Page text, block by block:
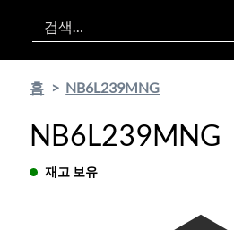
검색
홈 NB6L239MNG
NB6L239MNG
재고 보유